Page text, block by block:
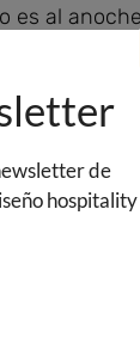
es al
de
se centra
de toda la
de
hospitality